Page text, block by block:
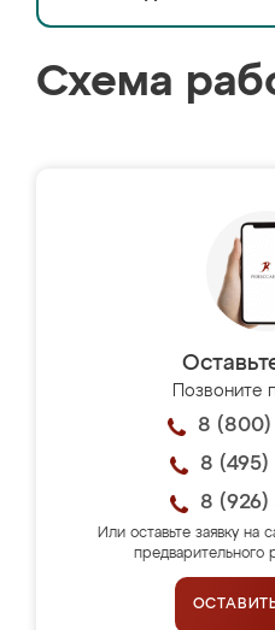
Схема
Позвоните
8 (800)
8 (495)
8 (926)
Или оставьте заявку на
предварительного